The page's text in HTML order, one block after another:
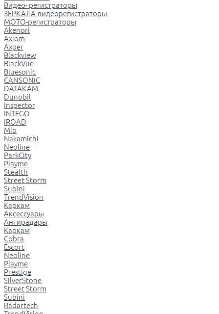
Видео- регистраторы
ЗЕРКАЛА-видеорегистраторы
МОТО-регистраторы
Akenori
Axiom
Axper
Blackview
BlackVue
Bluesonic
CANSONIC
DATAKAM
Dunobil
Inspector
INTEGO
IROAD
Mio
Nakamichi
Neoline
ParkCity
Playme
Stealth
Street Storm
Subini
TrendVision
Каркам
Аксессуары
Антирадары
Каркам
Cobra
Escort
Neoline
Playme
Prestige
SilverStone
Street Storm
Subini
Radartech